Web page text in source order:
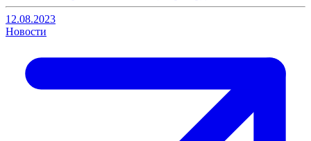
12.08.2023
Новости